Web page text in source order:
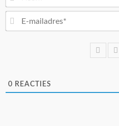
0 REACTIES